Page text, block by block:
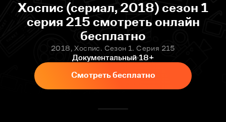
Хоспис (сериал, 2018) сезон 1
серия 215 смотреть онлайн
бесплатно
2018, Хоспис. Сезон 1. Серия 215
Документальный 18+
Смотреть бесплатно